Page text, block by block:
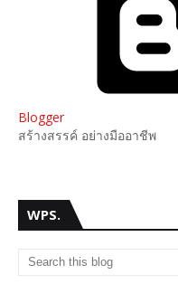
Blogger
สร้างสรรค์ อย่างมืออาชีพ
WPS.